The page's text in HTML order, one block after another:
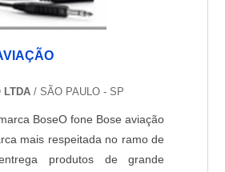
LTDA / SÃO PAULO - SP
BoseO fone Bose aviação
mais respeitada no ramo de
produtos de grande